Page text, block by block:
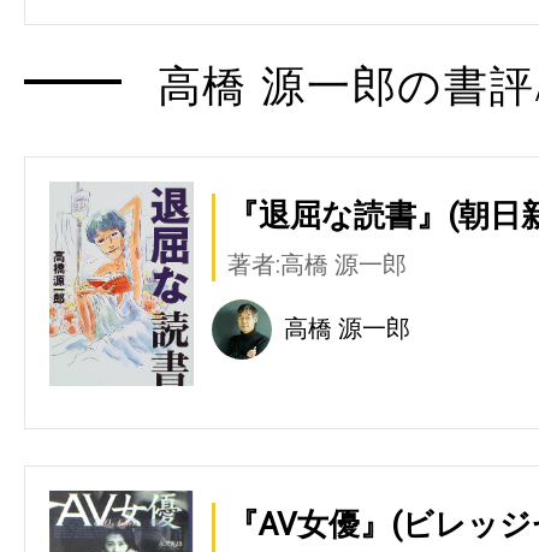
高橋 源一郎の書
『退屈な読書』(朝日
著者:高橋 源一郎
高橋 源一郎
『AV女優』(ビレッ